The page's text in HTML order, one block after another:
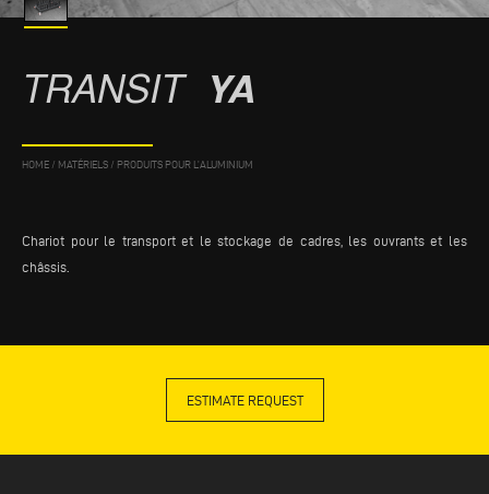
TRANSIT YA
HOME / MATÉRIELS / PRODUITS POUR L’ALUMINIUM
Chariot pour le transport et le stockage de cadres, les ouvrants et les
châssis.
ESTIMATE REQUEST